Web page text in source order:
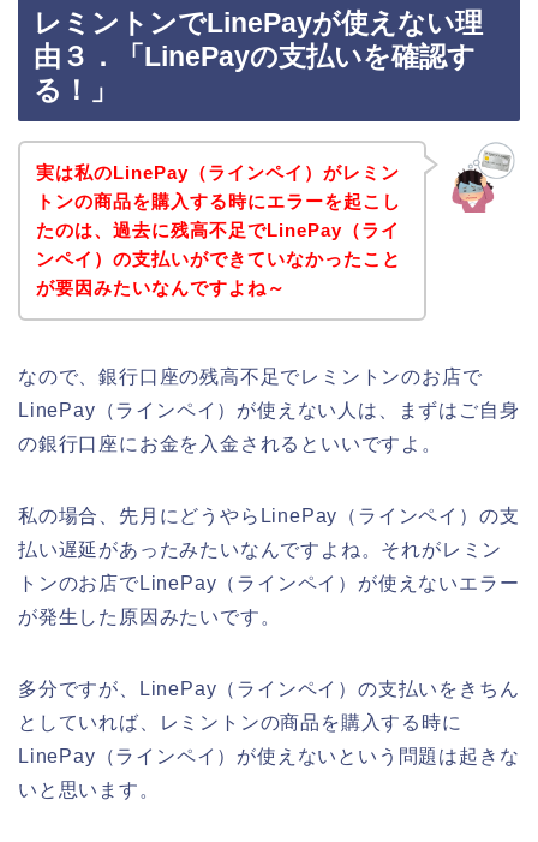
レミントンでLinePayが使えない理
由３．「LinePayの支払いを確認す
る！」
実は私のLinePay（ラインペイ）がレミン
トンの商品を購入する時にエラーを起こし
たのは、過去に残高不足でLinePay（ライ
ンペイ）の支払いができていなかったこと
が要因みたいなんですよね～
なので、銀行口座の残高不足でレミントンのお店で
LinePay（ラインペイ）が使えない人は、まずはご自身
の銀行口座にお金を入金されるといいですよ。
私の場合、先月にどうやらLinePay（ラインペイ）の支
払い遅延があったみたいなんですよね。それがレミン
トンのお店でLinePay（ラインペイ）が使えないエラー
が発生した原因みたいです。
多分ですが、LinePay（ラインペイ）の支払いをきちん
としていれば、レミントンの商品を購入する時に
LinePay（ラインペイ）が使えないという問題は起きな
いと思います。